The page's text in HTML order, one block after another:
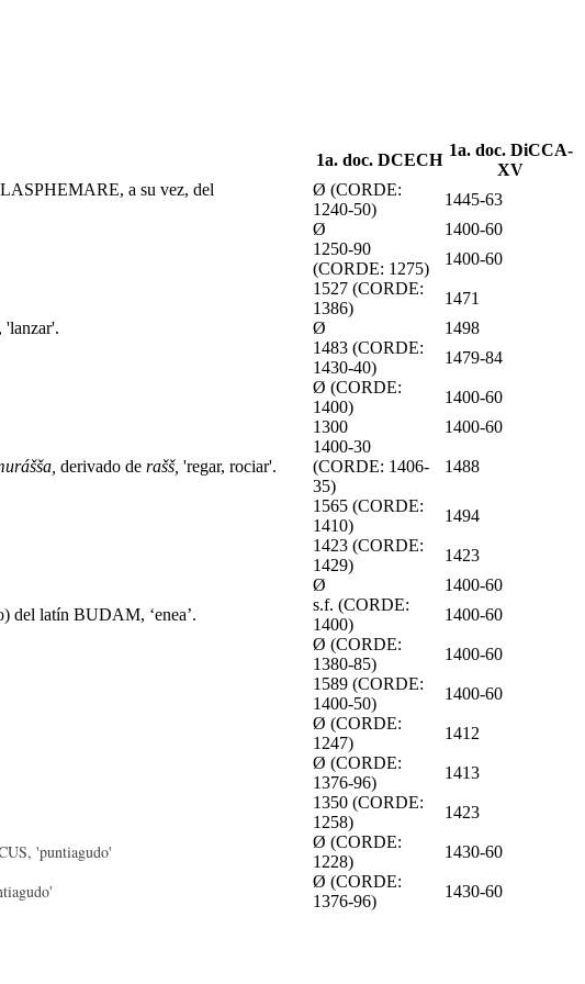
1a. doc. DCECH
1a. doc. DiCCA-
XV
a su vez, del
Ø (CORDE:
1240-50)
1445-63
Ø
1400-60
1250-90
(CORDE: 1275)
1400-60
1527 (CORDE:
1386)
1471
, 'lanzar'. Ø
1498
1483 (CORDE:
1430-40)
1479-84
Ø (CORDE:
1400)
1400-60
1300
1400-60
šša derivado de rašš, 'regar, rociar'.
1400-30
(CORDE: 1406-
35)
1488
1565 (CORDE:
1410)
1494
1423 (CORDE:
1429)
1423
Ø
1400-60
del latín BUDAM, ‘enea’.
s.f. (CORDE:
1400)
1400-60
Ø (CORDE:
1380-85)
1400-60
1589 (CORDE:
1400-50)
1400-60
Ø (CORDE:
1247)
1412
Ø (CORDE:
1376-96)
1413
1350 (CORDE:
1258)
1423
'puntiagudo'
Ø (CORDE:
1228)
1430-60
Ø (CORDE:
1376-96)
1430-60